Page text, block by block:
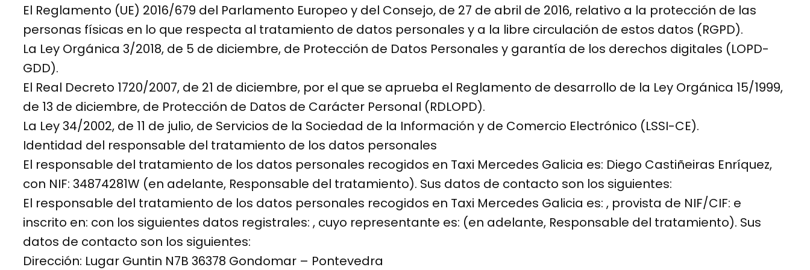
El Reglamento (UE) 2016/679 del Parlamento Europeo y del Consejo, de 27 de abril de 2016, relativo a la protección de las
personas físicas en lo que respecta al tratamiento de datos personales y a la libre circulación de estos datos (RGPD).
La Ley Orgánica 3/2018, de 5 de diciembre, de Protección de Datos Personales y garantía de los derechos digitales (LOPD-
GDD).
El Real Decreto 1720/2007, de 21 de diciembre, por el que se aprueba el Reglamento de desarrollo de la Ley Orgánica 15/1999,
de 13 de diciembre, de Protección de Datos de Carácter Personal (RDLOPD).
La Ley 34/2002, de 11 de julio, de Servicios de la Sociedad de la Información y de Comercio Electrónico (LSSI-CE).
Identidad del responsable del tratamiento de los datos personales
El responsable del tratamiento de los datos personales recogidos en Taxi Mercedes Galicia es: Diego Castiñeiras Enríquez,
con NIF: 34874281W (en adelante, Responsable del tratamiento). Sus datos de contacto son los siguientes:
El responsable del tratamiento de los datos personales recogidos en Taxi Mercedes Galicia es: , provista de NIF/CIF: e
inscrito en: con los siguientes datos registrales: , cuyo representante es: (en adelante, Responsable del tratamiento). Sus
datos de contacto son los siguientes:
Dirección: Lugar Guntin N7B 36378 Gondomar – Pontevedra